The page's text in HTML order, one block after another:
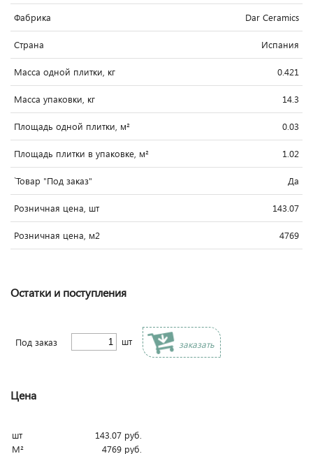
Фабрика Dar Ceramics
Страна Испания
Масса одной плитки, кг 0.421
Масса упаковки, кг 14.3
Площадь одной плитки, м² 0.03
Площадь плитки в упаковке, м² 1.02
`Товар "Под заказ" Да
Розничная цена, шт 143.07
Розничная цена, м2 4769
Остатки и поступления
Под заказ шт заказать
Цена
шт 143.07 руб.
М²
4769 руб.